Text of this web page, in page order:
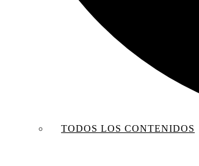
TODOS LOS CONTENIDOS